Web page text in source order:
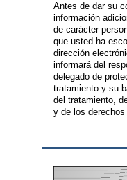
Antes de dar su
información
de carácter
que usted ha
dirección
informará del
delegado de
tratamiento y su
del tratamiento,
y de los derechos